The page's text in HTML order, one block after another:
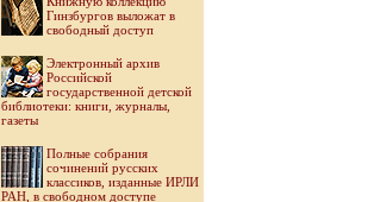
Гинзбургов выложат в
свободный доступ
Электронный архив
Российской
государственной детской
библиотеки: книги, журналы,
газеты
Полные собрания
сочинений русских
классиков, изданные ИРЛИ
РАН, в свободном доступе